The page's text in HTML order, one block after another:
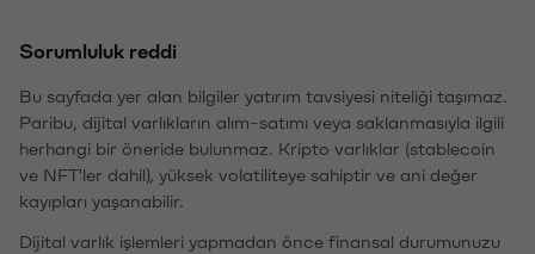
Sorumluluk reddi
Bu sayfada yer alan bilgiler yatırım tavsiyesi niteliği taşımaz.
Paribu, dijital varlıkların alım-satımı veya saklanmasıyla ilgili
herhangi bir öneride bulunmaz. Kripto varlıklar (stablecoin
ve NFT'ler dahil), yüksek volatiliteye sahiptir ve ani değer
kayıpları yaşanabilir.
Dijital varlık işlemleri yapmadan önce finansal durumunuzu